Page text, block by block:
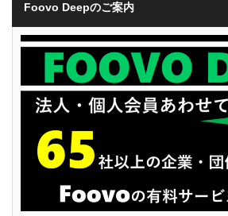
Foovo Deepのご案内